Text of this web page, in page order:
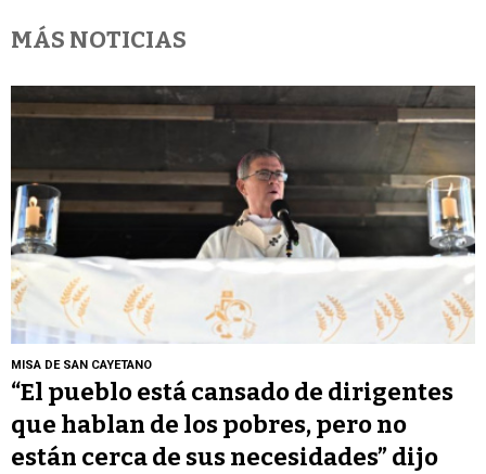
MÁS NOTICIAS
MISA DE SAN CAYETANO
“El pueblo está cansado de dirigentes
que hablan de los pobres, pero no
están cerca de sus necesidades” dijo